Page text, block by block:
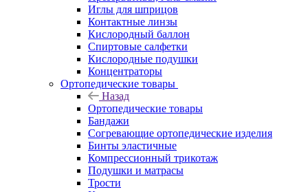
Иглы для шприцов
Контактные линзы
Кислородный баллон
Спиртовые салфетки
Кислородные подушки
Концентраторы
Ортопедические товары
Назад
Ортопедические товары
Бандажи
Согревающие ортопедические изделия
Бинты эластичные
Компрессионный трикотаж
Подушки и матрасы
Трости